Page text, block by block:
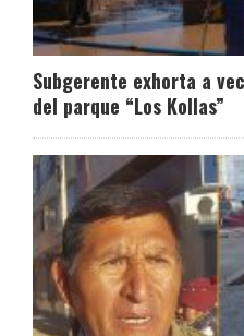
Subgerente exhorta a
del parque “Los Kollas”